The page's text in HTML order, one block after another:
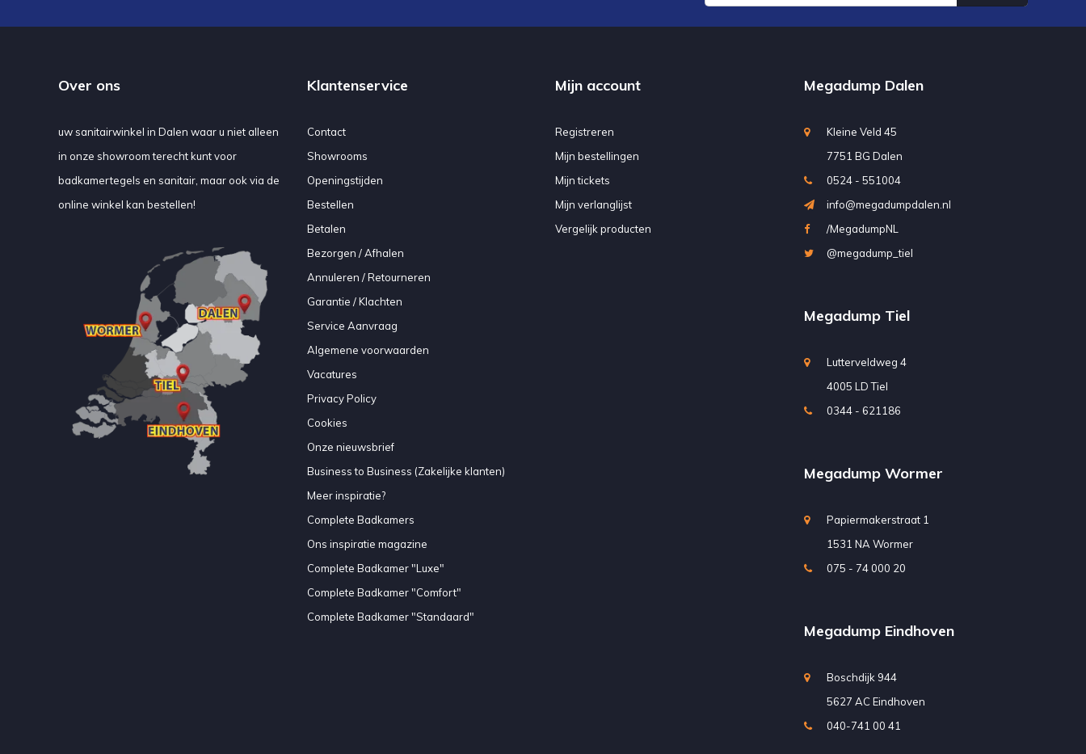
Over ons
uw sanitairwinkel in Dalen waar u niet alleen
in onze showroom terecht kunt voor
badkamertegels en sanitair, maar ook via de
online winkel kan bestellen!
Klantenservice
Contact
Showrooms
Openingstijden
Bestellen
Betalen
Bezorgen / Afhalen
Annuleren / Retourneren
Garantie / Klachten
Service Aanvraag
Algemene voorwaarden
Vacatures
Privacy Policy
Cookies
Onze nieuwsbrief
Business to Business (Zakelijke klanten)
Meer inspiratie?
Complete Badkamers
Ons inspiratie magazine
Complete Badkamer "Luxe"
Complete Badkamer "Comfort"
Complete Badkamer "Standaard"
Mijn account
Registreren
Mijn bestellingen
Mijn tickets
Mijn verlanglijst
Vergelijk producten
Megadump Dalen
Kleine Veld 45
7751 BG Dalen
0524 - 551004
info@megadumpdalen.nl
/MegadumpNL
@megadump_tiel
Megadump Tiel
Lutterveldweg 4
4005 LD Tiel
0344 - 621186
Megadump Wormer
Papiermakerstraat 1
1531 NA Wormer
075 - 74 000 20
Megadump Eindhoven
Boschdijk 944
5627 AC Eindhoven
040-741 00 41